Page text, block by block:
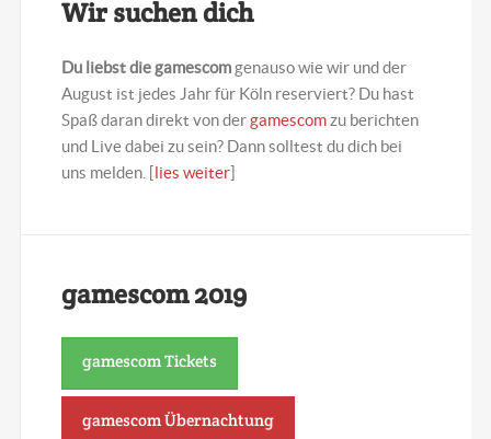
Wir suchen dich
Du liebst die gamescomgenauso wie wir und der
August ist jedes Jahr für Köln reserviert? Du hast
Spaß daran direkt von dergamescomzu berichten
und Live dabei zu sein? Dann solltest du dich bei
uns melden. [lies weiter]
gamescom 2019
gamescom Tickets
gamescom Übernachtung